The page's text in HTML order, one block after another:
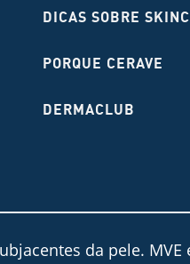
DICAS SOBRE
PORQUE CERAVE
DERMACLUB
da pele.